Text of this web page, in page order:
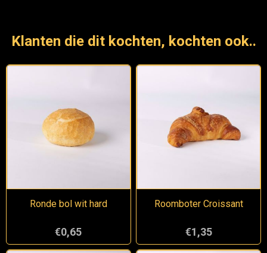
Klanten die dit kochten, kochten ook..
Ronde bol wit hard
€0,65
Roomboter Croissant
€1,35